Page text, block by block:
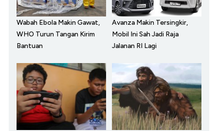
Wabah Ebola Makin Gawat,
WHO Turun Tangan Kirim
Bantuan
Avanza Makin Tersingkir,
Mobil Ini Sah Jadi Raja
Jalanan RI Lagi